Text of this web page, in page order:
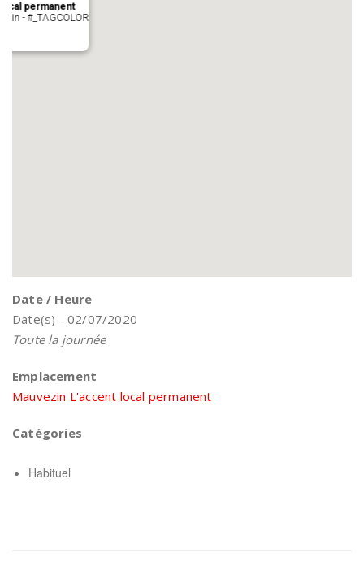
permanent
- #_TAGCOLOR
Date / Heure
Date(s) - 02/07/2020
Toute la journée
Emplacement
Mauvezin L'accent local permanent
Catégories
Habituel